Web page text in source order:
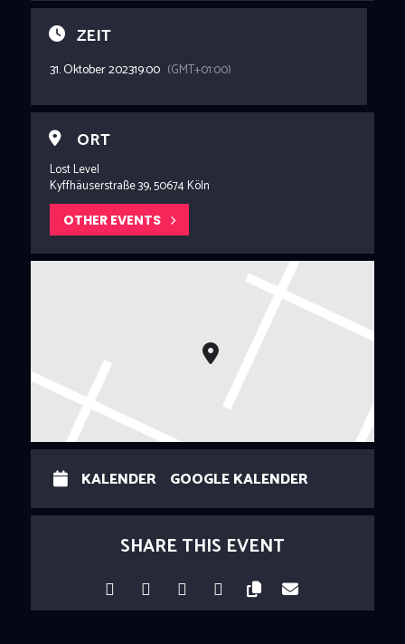
Neben lecker fruchtigen Sommerdrinks erwartet euch wie
immer ein Kostümwettbewerb.
Werft euch also in euer schaurigstes Sommerkostüm!
ZEIT
31. Oktober 202319:00 (GMT+01:00)
ORT
Lost Level
Kyffhäuserstraße 39, 50674 Köln
OTHER EVENTS
KALENDER GOOGLE KALENDER
SHARE THIS EVENT